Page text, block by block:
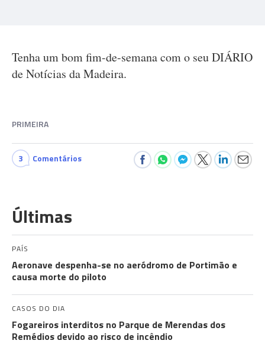
Tenha um bom fim-de-semana com o seu DIÁRIO
de Notícias da Madeira.
PRIMEIRA
3 Comentários
Últimas
PAÍS
Aeronave despenha-se no aeródromo de Portimão e
causa morte do piloto
CASOS DO DIA
Fogareiros interditos no Parque de Merendas dos
Remédios devido ao risco de incêndio